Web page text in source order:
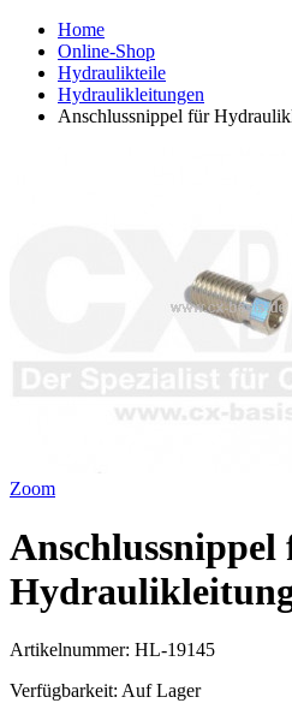
Home
Online-Shop
Hydraulikteile
Hydraulikleitungen
Anschlussnippel für
Zoom
Anschlussnippel
Artikelnummer: HL-19145
Verfügbarkeit: Auf Lager